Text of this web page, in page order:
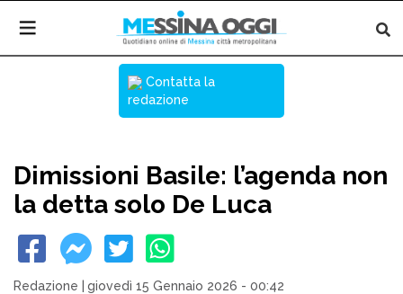
Contatta la
redazione
Dimissioni Basile: l’agenda non
la detta solo De Luca
Redazione giovedì 15 Gennaio 2026 - 00:42